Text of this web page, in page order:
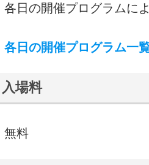
各日の開催プログラムに
各日の開催プログラム一
入場料
無料